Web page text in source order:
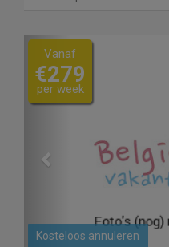
Previous
Kosteloos annuleren
Vanaf
€279
per week